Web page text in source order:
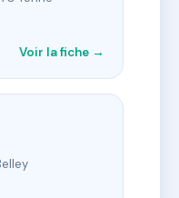
Voir la fiche →